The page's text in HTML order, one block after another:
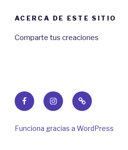
ACERCA DE ESTE SITIO
Comparte tus creaciones
FacebookInstagramWeb
Funciona gracias a WordPress